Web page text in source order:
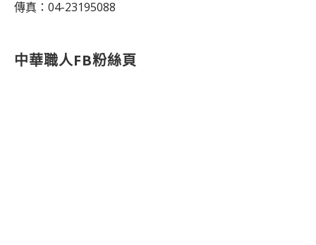
傳真：04-23195088
中華職人FB粉絲頁